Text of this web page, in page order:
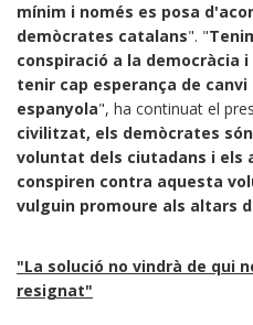
mínim i només es posa
demòcrates catalans". "
conspiració a la democràcia
tenir cap esperança de
espanyola", ha continuat el
civilitzat, els demòcrates
voluntat dels ciutadans i els
conspiren contra aquesta
vulguin promoure als altars
"La solució no vindrà de qui
resignat"